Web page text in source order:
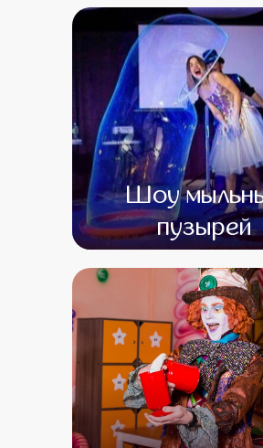
от 13 500 от
Шоу
пузырей
от 0 от